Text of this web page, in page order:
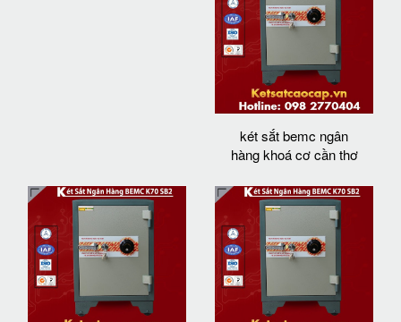
két sắt bemc ngân
hàng khoá cơ cần thơ